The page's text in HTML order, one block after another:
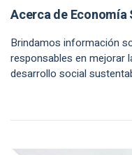
Acerca de Economía
Brindamos información
responsables en mejorar
desarrollo social